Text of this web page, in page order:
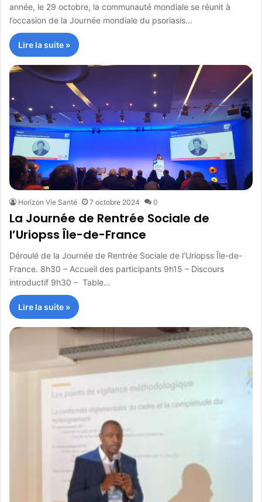
année, le 29 octobre, la communauté mondiale se réunit à
l’occasion de la Journée mondiale du psoriasis…
Lire la suite »
Horizon Vie Santé 7 octobre 2024 0
La Journée de Rentrée Sociale de
l’Uriopss Île-de-France
Déroulé de la Journée de Rentrée Sociale de l’Uriopss Île-de-
France. 8h30 – Accueil des participants 9h15 – Discours
introductif 9h30 – Table…
Lire la suite »